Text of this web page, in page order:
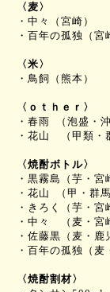
〈麦〉
・中々（宮
・百年の孤独（
〈米〉
・鳥飼（熊
〈ｏｔｈｅｒ〉
・春雨
（泡盛
・花山 （甲類
〈焼酎ボトル〉
・黒霧島（芋・
・花山
（甲・
・きろく（芋・
・中々 （麦・
・佐藤黒（麦・鹿
・百年の孤独（麦
〈焼酎割材〉